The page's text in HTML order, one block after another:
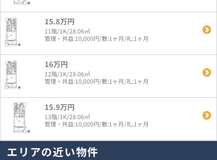
15.8万円
11階/1K/28.06㎡
管理・共益:10,000円/敷:1ヶ月/礼:1ヶ月
16万円
12階/1K/28.06㎡
管理・共益:10,000円/敷:1ヶ月/礼:1ヶ月
15.9万円
13階/1K/28.06㎡
管理・共益:10,000円/敷:1ヶ月/礼:1ヶ月
エリアの近い物件